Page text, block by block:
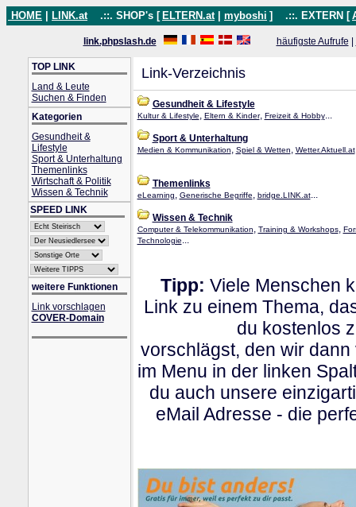
HOME LINK.at .::. SHOP's [ ELTERN.at myboshi ] .::. EXTERN [
link.phpslash.de häufigste Aufrufe
TOP LINK
Land & Leute
Suchen & Finden
Kategorien
Gesundheit &
Lifestyle
Sport & Unterhaltung
Themenlinks
Wirtschaft & Politik
Wissen & Technik
SPEED LINK
weitere Funktionen
Link vorschlagen
COVER-Domain
Link-Verzeichnis
Gesundheit & Lifestyle
Kultur & Lifestyle, Eltern & Kinder, Freizeit & Hobby...
Sport & Unterhaltung
Medien & Kommunikation, Spiel & Wetten, Wetter.Aktuell.at
Themenlinks
eLearning, Generische Begriffe, bridge.LINK.at...
Wissen & Technik
Computer & Telekommunikation, Training & Workshops,
Technologie...
Tipp: Viele Menschen
Link zu einem Thema,
du kostenlos
vorschlägst, den wir
im Menu in der linken
du auch unsere
eMail Adresse - die